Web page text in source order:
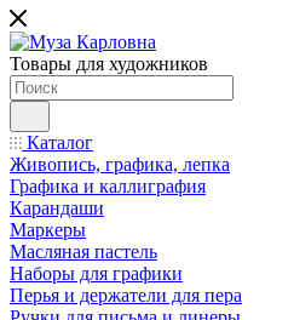
Товары для художников
Каталог
Живопись, графика, лепка
Графика и каллиграфия
Карандаши
Маркеры
Масляная пастель
Наборы для графики
Перья и держатели для пера